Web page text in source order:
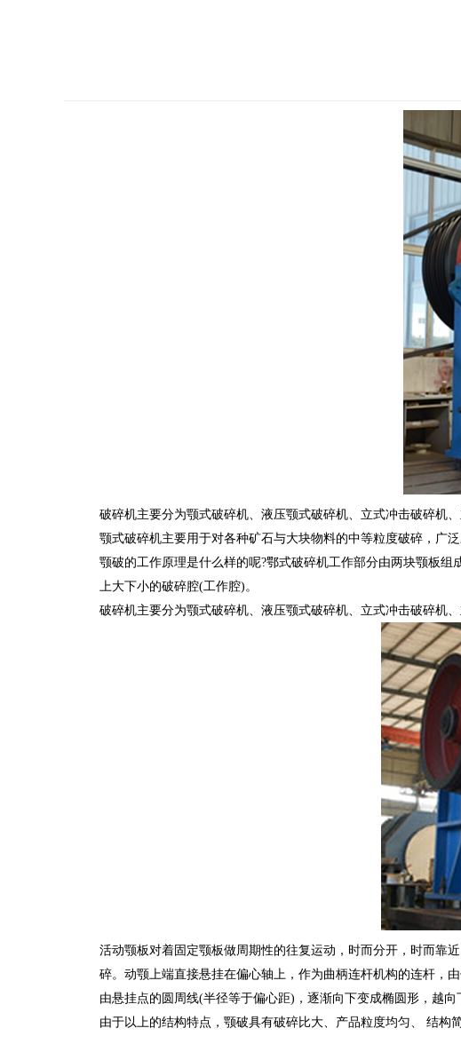
破碎机主要分为颚式破碎机、液压颚式破碎机、立式冲击破碎机
颚式破碎机主要用于对各种矿石与大块物料的中等粒度破碎，广
颚破的工作原理是什么样的呢?鄂式破碎机工作部分由两块颚板
上大下小的破碎腔(工作腔)。
破碎机主要分为颚式破碎机、液压颚式破碎机、立式冲击破碎机
活动颚板对着固定颚板做周期性的往复运动，时而分开，时而靠
碎。动颚上端直接悬挂在偏心轴上，作为曲柄连杆机构的连杆，
由悬挂点的圆周线(半径等于偏心距)，逐渐向下变成椭圆形，越
由于以上的结构特点，颚破具有破碎比大、产品粒度均匀、 结构